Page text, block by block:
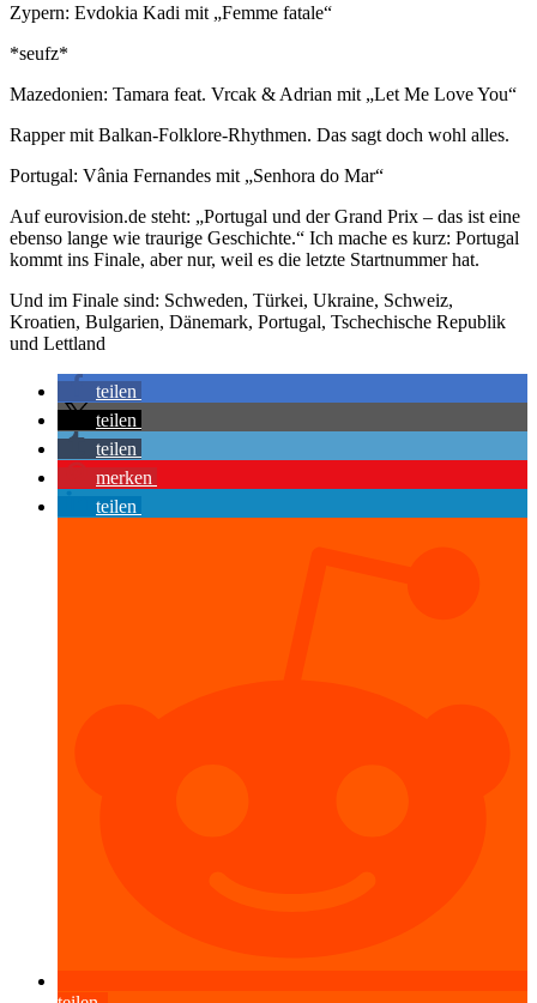
Zypern: Evdokia Kadi mit „Femme fatale“
*seufz*
Mazedonien: Tamara feat. Vrcak & Adrian mit „Let Me Love You“
Rapper mit Balkan-Folklore-Rhythmen. Das sagt doch wohl alles.
Portugal: Vânia Fernandes mit „Senhora do Mar“
Auf eurovision.de steht: „Portugal und der Grand Prix – das ist eine
ebenso lange wie traurige Geschichte.“ Ich mache es kurz: Portugal
kommt ins Finale, aber nur, weil es die letzte Startnummer hat.
Und im Finale sind: Schweden, Türkei, Ukraine, Schweiz,
Kroatien, Bulgarien, Dänemark, Portugal, Tschechische Republik
und Lettland
teilen
teilen
teilen
merken
teilen